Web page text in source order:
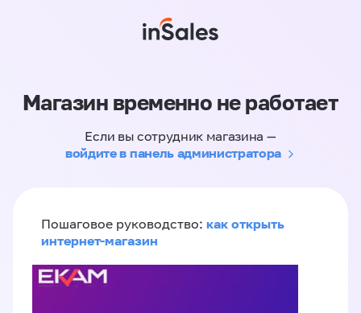
Магазин временно не работает
Если вы сотрудник магазина —
войдите в панель администратора
Пошаговое руководство: как открыть
интернет-магазин